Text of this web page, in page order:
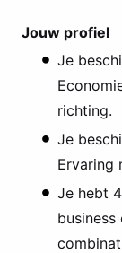
Jouw profiel
Je
richting.
Je
Ervaring
Je hebt